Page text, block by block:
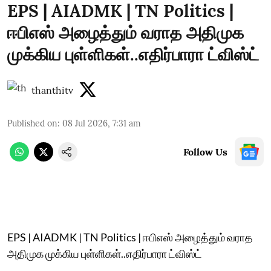
EPS | AIADMK | TN Politics |
ஈபிஎஸ் அழைத்தும் வராத அதிமுக
முக்கிய புள்ளிகள்..எதிர்பாரா ட்விஸ்ட்
thanthitv
Published on: 08 Jul 2026, 7:31 am
Follow Us
EPS | AIADMK | TN Politics | ஈபிஎஸ் அழைத்தும் வராத
அதிமுக முக்கிய புள்ளிகள்..எதிர்பாரா ட்விஸ்ட்